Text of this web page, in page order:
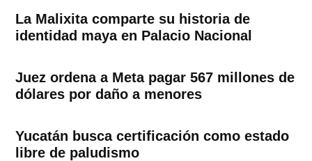
La Malixita comparte su historia de
identidad maya en Palacio Nacional
Juez ordena a Meta pagar 567 millones de
dólares por daño a menores
Yucatán busca certificación como estado
libre de paludismo